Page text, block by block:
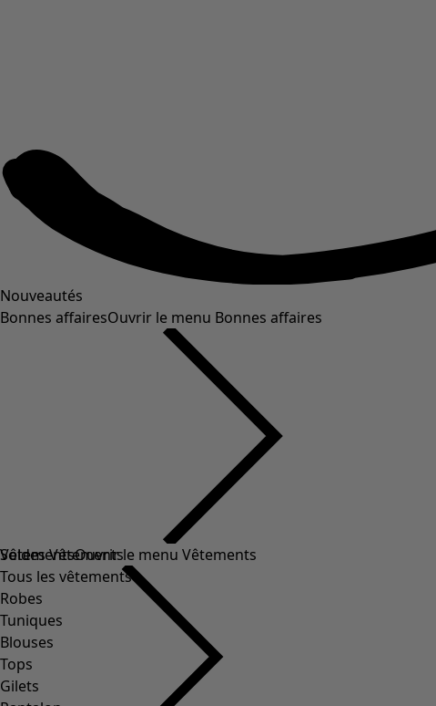
Nouveautés
Bonnes affairesOuvrir le menu Bonnes affaires
Soldes Vêtements
Tous les vêtements
Robes
Tuniques
Blouses
Tops
Gilets
VêtementsOuvrir le menu Vêtements